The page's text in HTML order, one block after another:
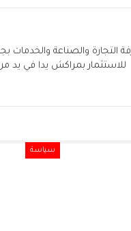
التجارة والصناعة
للاستثمار بمراكش يدا في يد
سياسة